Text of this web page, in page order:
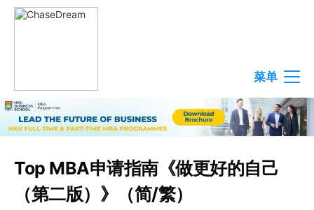
菜单
Top MBA申请指南《做更好的自己
（第二版）》（简/繁）